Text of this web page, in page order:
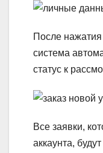
После нажатия
система
статус к
Все заявки,
аккаунта,